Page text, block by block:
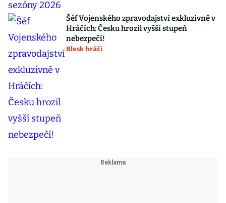
Šéf Vojenského zpravodajství exkluzivně v
Hráčích: Česku hrozil vyšší stupeň
nebezpečí!
Blesk hráči